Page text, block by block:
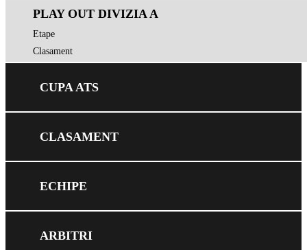
PLAY OUT DIVIZIA A
Etape
Clasament
CUPA ATS
CLASAMENT
ECHIPE
ARBITRI